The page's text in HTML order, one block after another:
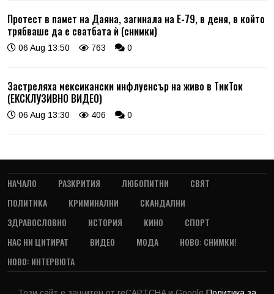
Протест в памет на Даяна, загинала на Е-79, в деня, в който
трябваше да е сватбата ѝ (снимки)
06 Aug 13:50 763 0
Застреляха мексикански инфлуенсър на живо в ТикТок
(ЕКСКЛУЗИВНО ВИДЕО)
06 Aug 13:30 406 0
НАЧАЛО РАЗКРИТИЯ ЛЮБОПИТНИ
СВЯТ
ПОЛИТИКА
КРИМИНАЛНИ
СКАНДАЛНИ
ЗДРАВОСЛОВНО
ИСТОРИЯ КИНО
СПОРТ
НАС НИ ЦИТИРАТ
ВИДЕО МОДА
НОВО: СНИМКИ!
НОВО: ИНТЕРВЮТА